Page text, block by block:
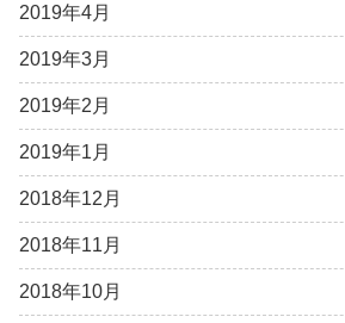
2019年4月
2019年3月
2019年2月
2019年1月
2018年12月
2018年11月
2018年10月